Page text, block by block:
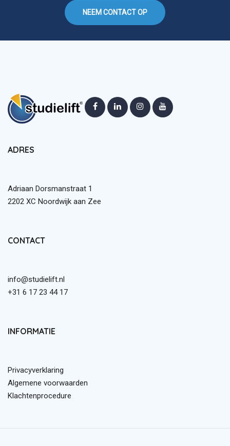
NEEM CONTACT OP
ADRES
Adriaan Dorsmanstraat 1
2202 XC Noordwijk aan Zee
CONTACT
info@studielift.nl
+31 6 17 23 44 17
INFORMATIE
Privacyverklaring
Algemene voorwaarden
Klachtenprocedure